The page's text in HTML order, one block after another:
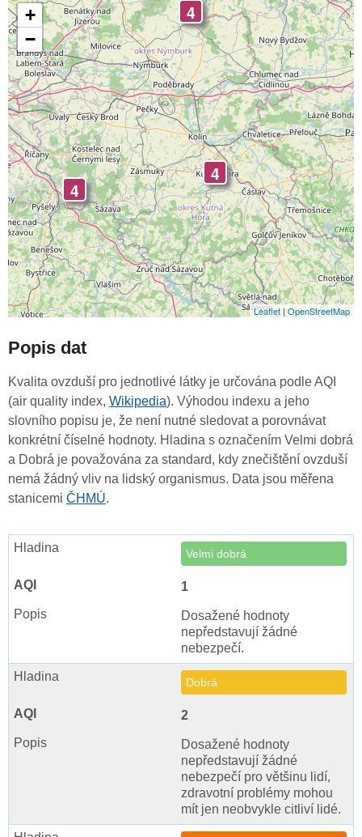
4
4
4
+
−
Leaflet | OpenStreetMap
Popis dat
Kvalita ovzduší pro jednotlivé látky je určována podle AQI
(air quality index, Wikipedia). Výhodou indexu a jeho
slovního popisu je, že není nutné sledovat a porovnávat
konkrétní číselné hodnoty. Hladina s označením Velmi dobrá
a Dobrá je považována za standard, kdy znečištění ovzduší
nemá žádný vliv na lidský organismus. Data jsou měřena
stanicemi ČHMÚ.
Velmi dobrá
1
Dosažené hodnoty
nepředstavují žádné
nebezpečí.
Dobrá
2
Dosažené hodnoty
nepředstavují žádné
nebezpečí pro většinu lidí,
zdravotní problémy mohou
mít jen neobvykle citliví lidé.